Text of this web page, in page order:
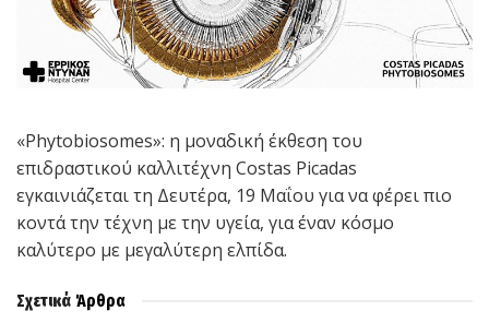
«Phytobiosomes»: η μοναδική έκθεση του
επιδραστικού καλλιτέχνη Costas Picadas
εγκαινιάζεται τη Δευτέρα, 19 Μαΐου για να φέρει πιο
κοντά την τέχνη με την υγεία, για έναν κόσμο
καλύτερο με μεγαλύτερη ελπίδα.
Σχετικά Άρθρα